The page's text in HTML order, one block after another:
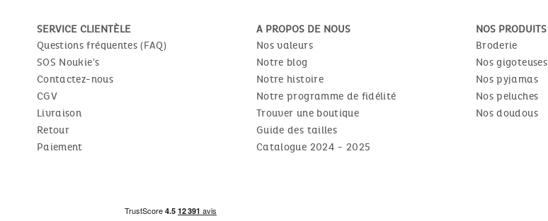
SERVICE CLIENTÈLE
Questions fréquentes (FAQ)
SOS Noukie's
Contactez-nous
CGV
Livraison
Retour
Paiement
A PROPOS DE NOUS
Nos valeurs
Notre blog
Notre histoire
Notre programme de fidélité
Trouver une boutique
Guide des tailles
Catalogue 2024 - 2025
NOS PRODUITS
Broderie
Nos gigoteuses
Nos pyjamas
Nos peluches
Nos doudous